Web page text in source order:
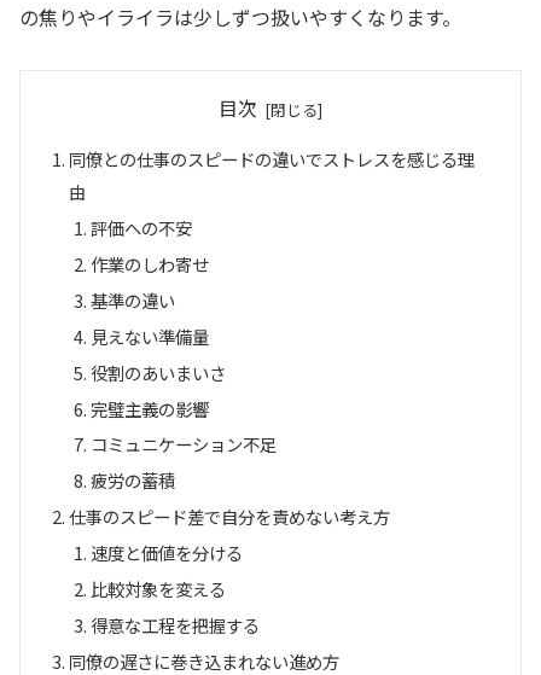
の焦りやイライラは少しずつ扱いやすくなります。
目次
同僚との仕事のスピードの違いでストレスを感じる理
由
評価への不安
作業のしわ寄せ
基準の違い
見えない準備量
役割のあいまいさ
完璧主義の影響
コミュニケーション不足
疲労の蓄積
仕事のスピード差で自分を責めない考え方
速度と価値を分ける
比較対象を変える
得意な工程を把握する
同僚の遅さに巻き込まれない進め方